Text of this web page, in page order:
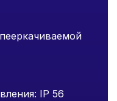
IP 56